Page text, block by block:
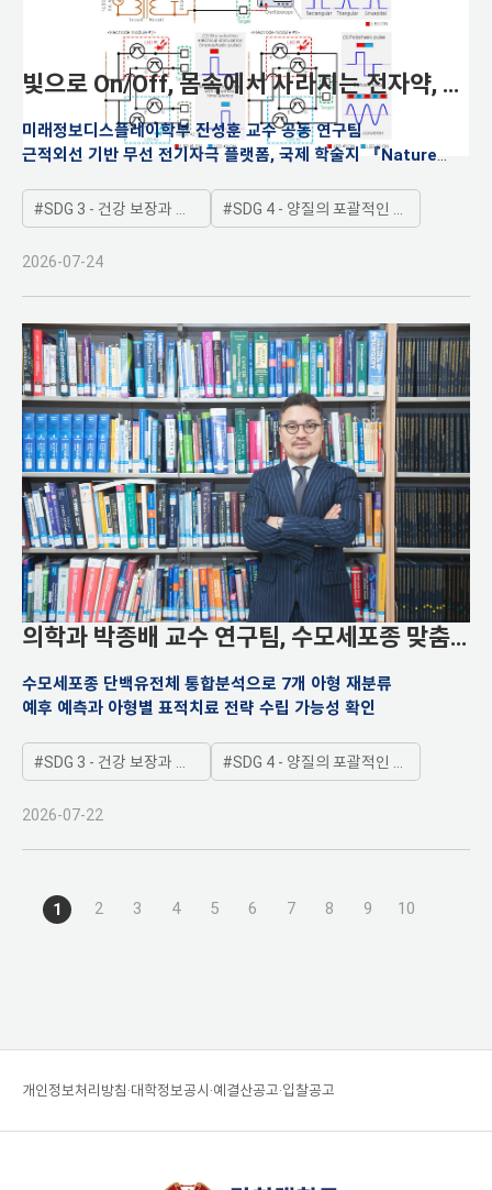
빛으로 On/Off, 몸속에서 사라지는 전자약, 핵
심 소자 개발
미래정보디스플레이학부 진성훈 교수 공동 연구팀
근적외선 기반 무선 전기자극 플랫폼, 국제 학술지 『Nature
SDG 3 - 건강 보장과 모든 연령대 인구의 복지증진 SDG 4 - 양질의 포괄적인 교육제공과 평생학습기회 제공
2026-07-24
의학과 박종배 교수 연구팀, 수모세포종 맞춤
치료 가능성 제시
수모세포종 단백유전체 통합분석으로 7개 아형 재분류
예후 예측과 아형별 표적치료 전략 수립 가능성 확인
SDG 3 - 건강 보장과 모든 연령대 인구의 복지증진 SDG 4 - 양질의 포괄적인 교육제공과 평생학습기회 제공
2026-07-22
1 2 3 4 5 6 7 8 9 10
개인정보처리방침 대학정보공시 예결산공고 입찰공고